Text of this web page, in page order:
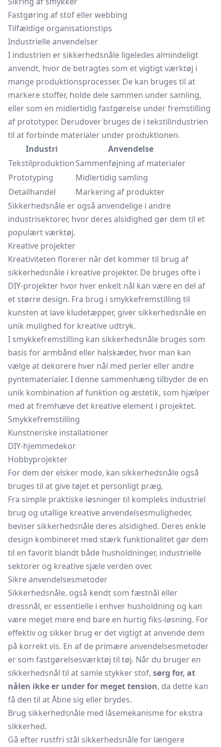
Fastgøring af stof eller webbing
Tilfældige organisationstips
Industrielle anvendelser
I industrien er sikkerhedsnåle ligeledes almindeligt
anvendt, hvor de betragtes som et vigtigt værktøj i
mange produktionsprocesser. De kan bruges til at
markere stoffer, holde dele sammen under samling,
eller som en midlertidig fastgørelse under fremstilling
af prototyper. Derudover bruges de i tekstilindustrien
til at forbinde materialer under produktionen.
Industri
Anvendelse
TekstilproduktionSammenføjning af materialer
Prototyping
Midlertidig samling
Detailhandel
Markering af produkter
Sikkerhedsnåle er også anvendelige i andre
industrisektorer, hvor deres alsidighed gør dem til et
populært værktøj.
Kreative projekter
Kreativiteten florerer når det kommer til brug af
sikkerhedsnåle i kreative projekter. De bruges ofte i
DIY-projekter hvor hver enkelt nål kan være en del af
et større design. Fra brug i smykkefremstilling til
kunsten at lave kludetæpper, giver sikkerhedsnåle en
unik mulighed for kreative udtryk.
I smykkefremstilling kan sikkerhedsnåle bruges som
basis for armbånd eller halskæder, hvor man kan
vælge at dekorere hver nål med perler eller andre
pyntematerialer. I denne sammenhæng tilbyder de en
unik kombination af funktion og æstetik, som hjælper
med at fremhæve det kreative element i projektet.
Smykkefremstilling
Kunstneriske installationer
DIY-hjemmedekor
Hobbyprojekter
For dem der elsker mode, kan sikkerhedsnåle også
bruges til at give tøjet et personligt præg.
Fra simple praktiske løsninger til kompleks industriel
brug og utallige kreative anvendelsesmuligheder,
beviser sikkerhedsnåle deres alsidighed. Deres enkle
design kombineret med stærk funktionalitet gør dem
til en favorit blandt både husholdninger, industrielle
sektorer og kreative sjæle verden over.
Sikre anvendelsesmetoder
Sikkerhedsnåle, også kendt som fæstnål eller
dressnål, er essentielle i enhver husholdning og kan
være meget mere end bare en hurtig fiks-løsning. For
effektiv og sikker brug er det vigtigt at anvende dem
på korrekt vis. En af de primære anvendelsesmetoder
er som fastgørelsesværktøj til tøj. Når du bruger en
sikkerhedsnål til at samle stykker stof, sørg for, at
nålen ikke er under for meget tension, da dette kan
få den til at Åbne sig eller brydes.
Brug sikkerhedsnåle med låsemekanisme for ekstra
sikkerhed.
Gå efter rustfri stål sikkerhedsnåle for længere